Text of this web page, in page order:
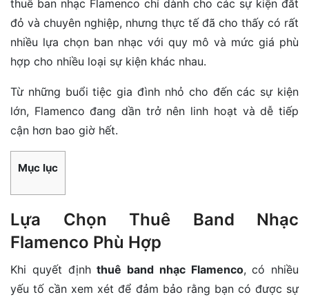
thuê ban nhạc Flamenco chỉ dành cho các sự kiện đắt
đỏ và chuyên nghiệp, nhưng thực tế đã cho thấy có rất
nhiều lựa chọn ban nhạc với quy mô và mức giá phù
hợp cho nhiều loại sự kiện khác nhau.
Từ những buổi tiệc gia đình nhỏ cho đến các sự kiện
lớn, Flamenco đang dần trở nên linh hoạt và dễ tiếp
cận hơn bao giờ hết.
Mục lục
Lựa Chọn Thuê Band Nhạc
Flamenco Phù Hợp
Khi quyết địnhthuê band nhạc Flamenco, có nhiều
yếu tố cần xem xét để đảm bảo rằng bạn có được sự